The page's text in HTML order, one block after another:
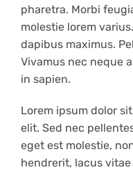
pharetra. Morbi
molestie lorem
dapibus maximus.
Vivamus nec neque
in sapien.
Lorem ipsum dolor
elit. Sed nec
eget est molestie,
hendrerit, lacus